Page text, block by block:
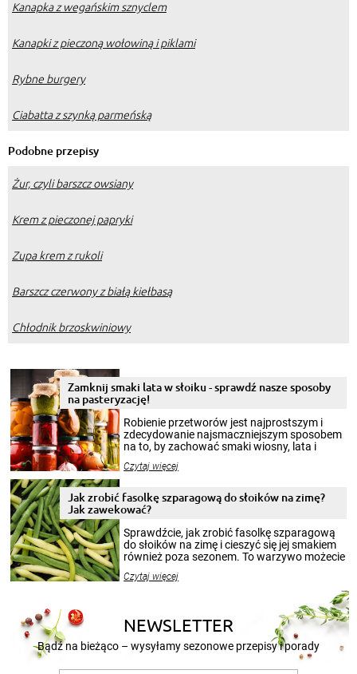
Kanapka z wegańskim sznyclem
Kanapki z pieczoną wołowiną i piklami
Rybne burgery
Ciabatta z szynką parmeńską
Podobne przepisy
Żur, czyli barszcz owsiany
Krem z pieczonej papryki
Zupa krem z rukoli
Barszcz czerwony z białą kiełbasą
Chłodnik brzoskwiniowy
Zamknij smaki lata w słoiku - sprawdź nasze sposoby
na pasteryzację!
Robienie przetworów jest najprostszym i
zdecydowanie najsmaczniejszym sposobem
na to, by zachować smaki wiosny, lata i
krajobrazów, by cieszyć nimi oko w sezonie
pełni poczuć atmosferę cieplejszych
miesięcy. Przygotowanie słoików ze
patenty, które pozwolą zachować świeżość
przetworów.
Czytaj więcej
Jak zrobić fasolkę szparagową do słoików na zimę?
Jak zawekować?
Sprawdźcie, jak zrobić fasolkę szparagową
do słoików na zimę i cieszyć się jej smakiem
również poza sezonem. To warzywo możecie
nasze propozycje!
Czytaj więcej
NEWSLETTER
Bądź na bieżąco – wysyłamy sezonowe przepisy i porady